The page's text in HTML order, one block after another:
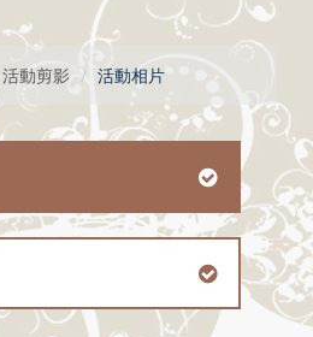
活動剪影 活動相片